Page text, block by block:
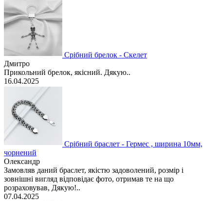
Срібний брелок - Скелет
Дмитро
Прикольний брелок, якісний. Дякую..
16.04.2025
Срібний браслет - Гермес , ширина 10мм,
чорнений
Олександр
Замовляв даний браслет, якістю задоволений, розмір і
зовнішні вигляд відповідає фото, отримав те на що
розраховував, Дякую!..
07.04.2025